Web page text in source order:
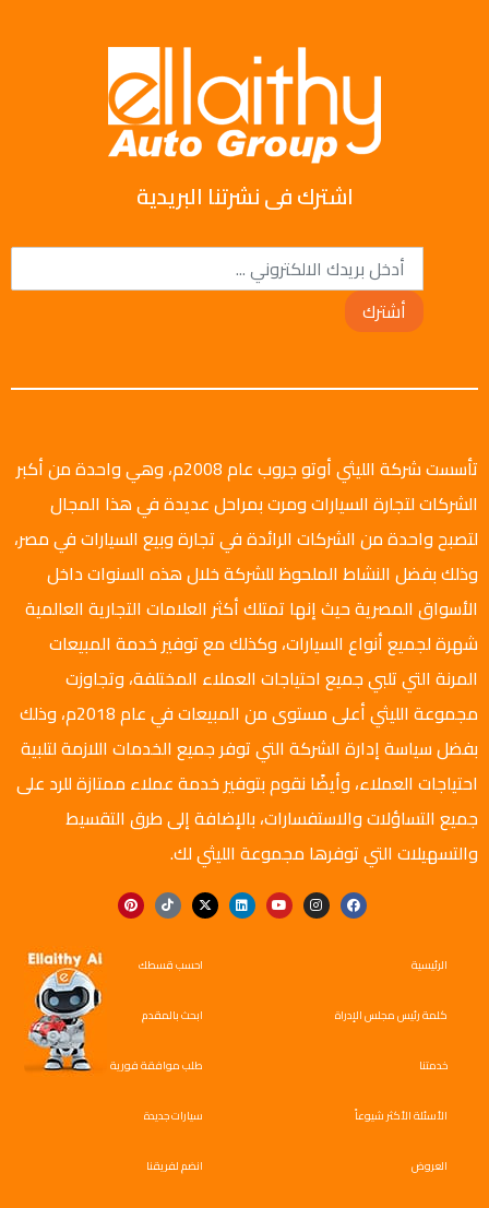
اشترك فى نشرتنا البريدية
أشترك
تأسست شركة الليثي أوتو جروب عام 2008م، وهي واحدة من أكبر
الشركات لتجارة السيارات ومرت بمراحل عديدة في هذا المجال
لتصبح واحدة من الشركات الرائدة في تجارة وبيع السيارات في مصر،
وذلك بفضل النشاط الملحوظ للشركة خلال هذه السنوات داخل
الأسواق المصرية حيث إنها تمتلك أكثر العلامات التجارية العالمية
شهرة لجميع أنواع السيارات، وكذلك مع توفير خدمة المبيعات
المرنة التي تلبي جميع احتياجات العملاء المختلفة، وتجاوزت
مجموعة الليثي أعلى مستوى من المبيعات في عام 2018م، وذلك
بفضل سياسة إدارة الشركة التي توفر جميع الخدمات اللازمة لتلبية
احتياجات العملاء، وأيضًا نقوم بتوفير خدمة عملاء ممتازة للرد على
جميع التساؤلات والاستفسارات، بالإضافة إلى طرق التقسيط
والتسهيلات التي توفرها مجموعة الليثي لك.
الرئيسية
كلمة رئيس مجلس الإدراة
خدمتنا
الأسئلة الأكثر شيوعاً
العروض
احسب قسطك
ابحث بالمقدم
طلب موافقة فورية
سيارات جديدة
انضم لفريقنا